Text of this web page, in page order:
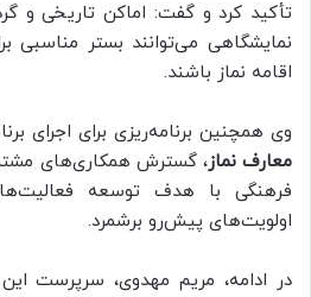
تأکید کرد و گفت: اماکن تاریخی و
نمایشگاهی می‌توانند بستر مناسبی
اقامه نماز باشند.
وی همچنین برنامه‌ریزی برای اجرای
معارف نماز، گسترش همکاری‌های
فرهنگی با هدف توسعه
اولویت‌های پیش‌رو برشمرد.
در ادامه، مریم مهدوی، سرپرست این